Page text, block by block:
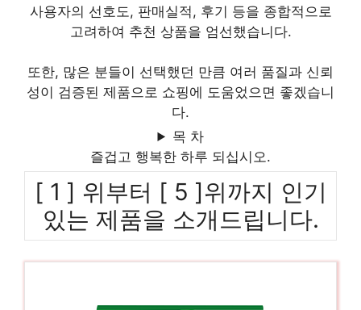
사용자의 선호도, 판매실적, 후기 등을 종합적으로
고려하여 추천 상품을 엄선했습니다.
또한, 많은 분들이 선택했던 만큼 여러 품질과 신뢰
성이 검증된 제품으로 쇼핑에 도움었으면 좋겠습니
다.
목 차
즐겁고 행복한 하루 되십시오.
[ 1 ] 위부터 [ 5 ]위까지 인기
있는 제품을 소개드립니다.